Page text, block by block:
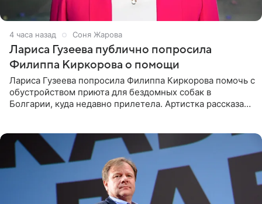
4 часа назад Соня Жарова
Лариса Гузеева публично попросила
Филиппа Киркорова о помощи
Лариса Гузеева попросила Филиппа Киркорова помочь с
обустройством приюта для бездомных собак в
Болгарии, куда недавно прилетела. Артистка рассказала